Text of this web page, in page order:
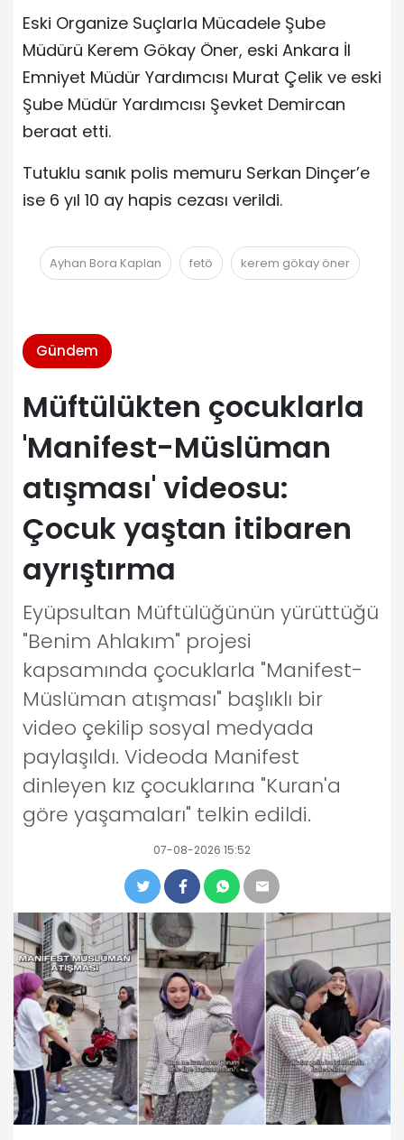
Eski Organize Suçlarla Mücadele Şube
Müdürü Kerem Gökay Öner, eski Ankara İl
Emniyet Müdür Yardımcısı Murat Çelik ve eski
Şube Müdür Yardımcısı Şevket Demircan
beraat etti.
Tutuklu sanık polis memuru Serkan Dinçer’e
ise 6 yıl 10 ay hapis cezası verildi.
Ayhan Bora Kaplan fetö kerem gökay öner
Gündem
Müftülükten çocuklarla
'Manifest-Müslüman
atışması' videosu:
Çocuk yaştan itibaren
ayrıştırma
Eyüpsultan Müftülüğünün yürüttüğü
"Benim Ahlakım" projesi
kapsamında çocuklarla "Manifest-
Müslüman atışması" başlıklı bir
video çekilip sosyal medyada
paylaşıldı. Videoda Manifest
dinleyen kız çocuklarına "Kuran'a
göre yaşamaları" telkin edildi.
07-08-2026 15:52